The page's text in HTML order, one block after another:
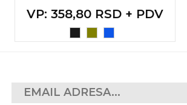
VP: 358,80 RSD + PDV